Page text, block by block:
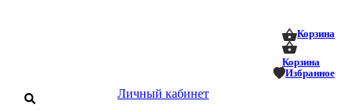
Корзина
Корзина
Избранное
Личный кабинет